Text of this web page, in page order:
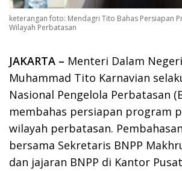
keterangan foto: Mendagri Tito Bahas Persiapan
Wilayah Perbatasan
JAKARTA – Menteri Dalam
Muhammad Tito Karnavian
Nasional Pengelola Perbatasan
membahas persiapan program
wilayah perbatasan.
bersama Sekretaris BNPP
dan jajaran BNPP di Kantor